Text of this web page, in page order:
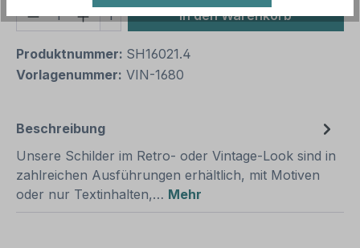
Produkt Anzahl: Gib den gewünschten
1 In den Warenkorb
Produktnummer: SH16021.4
Vorlagenummer: VIN-1680
Beschreibung
Unsere Schilder im Retro- oder Vintage-Look sind in
zahlreichen Ausführungen erhältlich, mit Motiven
oder nur Textinhalten,… Mehr